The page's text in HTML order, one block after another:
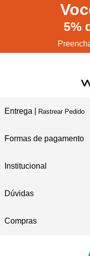
5%
Entrega | Rastrear Pedido
Formas de pagamento
Institucional
Dúvidas
Compras